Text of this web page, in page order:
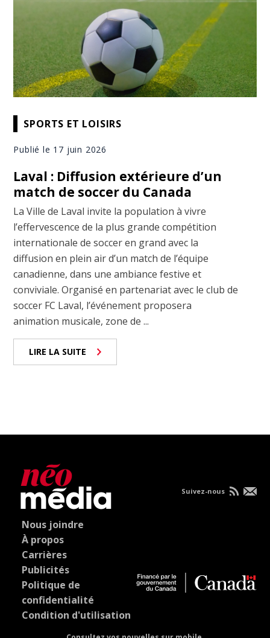
SPORTS ET LOISIRS
Publié le 17 juin 2026
Laval : Diffusion extérieure d’un
match de soccer du Canada
La Ville de Laval invite la population à vivre
l’effervescence de la plus grande compétition
internationale de soccer en grand avec la
diffusion en plein air d’un match de l’équipe
canadienne, dans une ambiance festive et
conviviale. Organisé en partenariat avec le club de
soccer FC Laval, l’événement proposera
animation musicale, zone de ...
LIRE LA SUITE
Nous joindre
À propos
Carrières
Publicités
Politique de
confidentialité
Condition d'utilisation
Suivez-nous